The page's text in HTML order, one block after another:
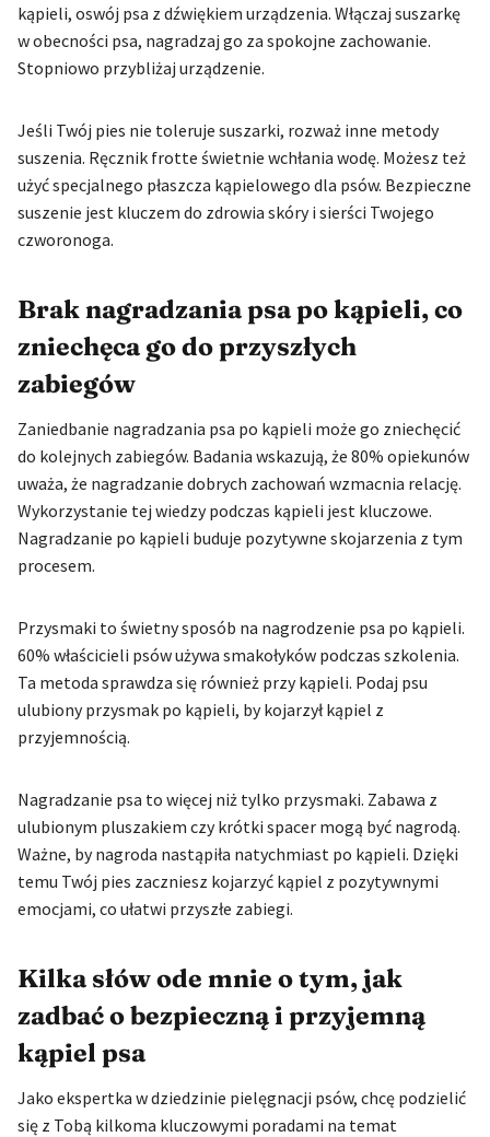
kąpieli, oswój psa z dźwiękiem urządzenia. Włączaj suszarkę
w obecności psa, nagradzaj go za spokojne zachowanie.
Stopniowo przybliżaj urządzenie.
Jeśli Twój pies nie toleruje suszarki, rozważ inne metody
suszenia. Ręcznik frotte świetnie wchłania wodę. Możesz też
użyć specjalnego płaszcza kąpielowego dla psów. Bezpieczne
suszenie jest kluczem do zdrowia skóry i sierści Twojego
czworonoga.
Brak nagradzania psa po kąpieli, co
zniechęca go do przyszłych
zabiegów
Zaniedbanie nagradzania psa po kąpieli może go zniechęcić
do kolejnych zabiegów. Badania wskazują, że 80% opiekunów
uważa, że nagradzanie dobrych zachowań wzmacnia relację.
Wykorzystanie tej wiedzy podczas kąpieli jest kluczowe.
Nagradzanie po kąpieli buduje pozytywne skojarzenia z tym
procesem.
Przysmaki to świetny sposób na nagrodzenie psa po kąpieli.
60% właścicieli psów używa smakołyków podczas szkolenia.
Ta metoda sprawdza się również przy kąpieli. Podaj psu
ulubiony przysmak po kąpieli, by kojarzył kąpiel z
przyjemnością.
Nagradzanie psa to więcej niż tylko przysmaki. Zabawa z
ulubionym pluszakiem czy krótki spacer mogą być nagrodą.
Ważne, by nagroda nastąpiła natychmiast po kąpieli. Dzięki
temu Twój pies zaczniesz kojarzyć kąpiel z pozytywnymi
emocjami, co ułatwi przyszłe zabiegi.
Kilka słów ode mnie o tym, jak
zadbać o bezpieczną i przyjemną
kąpiel psa
Jako ekspertka w dziedzinie pielęgnacji psów, chcę podzielić
się z Tobą kilkoma kluczowymi poradami na temat